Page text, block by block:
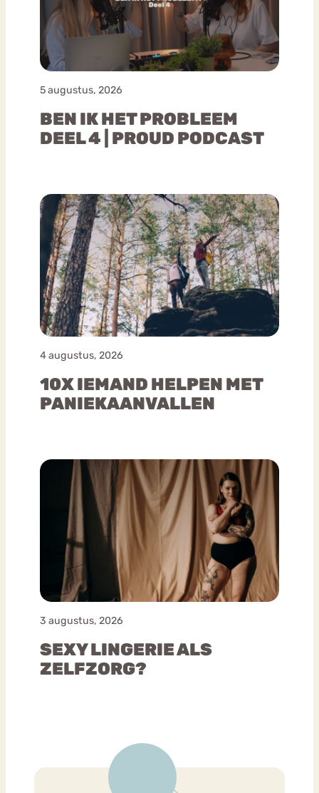
5 augustus, 2026
BEN IK HET PROBLEEM
DEEL 4 | PROUD PODCAST
4 augustus, 2026
10X IEMAND HELPEN MET
PANIEKAANVALLEN
3 augustus, 2026
SEXY LINGERIE ALS
ZELFZORG?